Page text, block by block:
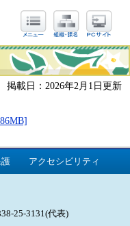
掲載日：2026年2月1日更新
アクセシビリティ
25-3131(代表)